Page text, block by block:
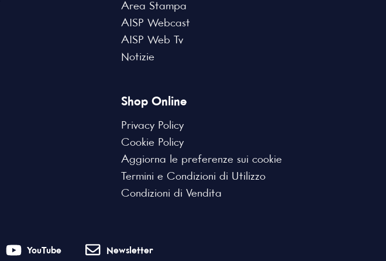
Area Stampa
AISP Webcast
AISP Web Tv
Notizie
Shop Online
Privacy Policy
Cookie Policy
Aggiorna le preferenze sui cookie
Termini e Condizioni di Utilizzo
Condizioni di Vendita
YouTube Newsletter